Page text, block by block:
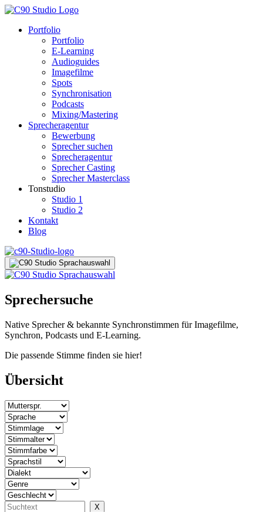
Portfolio
Portfolio
E-Learning
Audioguides
Imagefilme
Spots
Synchronisation
Podcasts
Mixing/Mastering
Sprecheragentur
Bewerbung
Sprecher suchen
Sprecheragentur
Sprecher Casting
Sprecher Masterclass
Tonstudio
Studio 1
Studio 2
Kontakt
Blog
Sprechersuche
Native Sprecher & bekannte Synchronstimmen für Imagefilme,
Synchron, Podcasts und E-Learning.
Die passende Stimme finden sie hier!
Übersicht